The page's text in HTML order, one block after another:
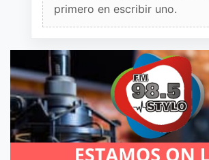
primero en escribir uno.